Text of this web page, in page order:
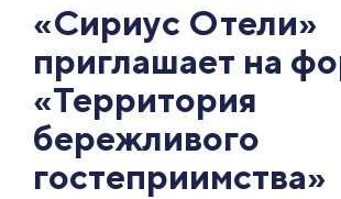
«Сириус Отели»
приглашает на
«Территория
бережливого
гостеприимства»